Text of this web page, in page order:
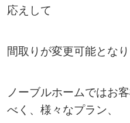
応えして
間取りが変更可能となり
ノーブルホームではお
べく、様々なプラン、